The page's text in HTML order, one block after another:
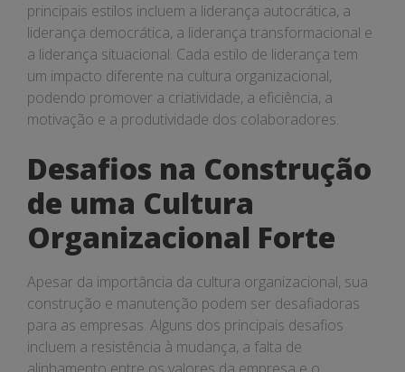
principais estilos incluem a liderança autocrática, a
liderança democrática, a liderança transformacional e
a liderança situacional. Cada estilo de liderança tem
um impacto diferente na cultura organizacional,
podendo promover a criatividade, a eficiência, a
motivação e a produtividade dos colaboradores.
Desafios na Construção
de uma Cultura
Organizacional Forte
Apesar da importância da cultura organizacional, sua
construção e manutenção podem ser desafiadoras
para as empresas. Alguns dos principais desafios
incluem a resistência à mudança, a falta de